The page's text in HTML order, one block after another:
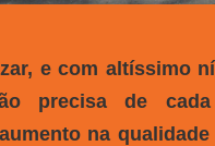
e com altíssimo
precisa de
na